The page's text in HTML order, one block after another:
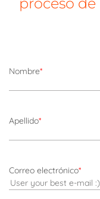
Nombre*
Apellido*
Correo electrónico*